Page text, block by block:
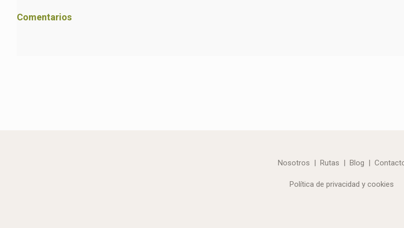
Comentarios
Nosotros | Rutas | Blog |
Política de privacidad y cookies